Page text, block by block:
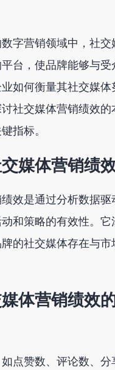
字营销领域中，社交
台，使品牌能够与受
如何衡量其社交媒体
社交媒体营销绩效的
指标。
媒体营销绩
效是通过分析数据
和策略的有效性。它
的社交媒体存在与
体营销绩效
点赞数、评论数、分